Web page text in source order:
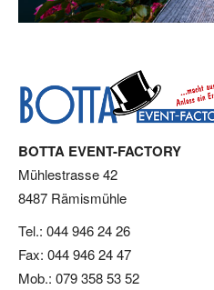
BOTTA EVENT-FACTORY
Mühlestrasse 42
8487 Rämismühle
Tel.: 044 946 24 26
Fax: 044 946 24 47
Mob.: 079 358 53 52